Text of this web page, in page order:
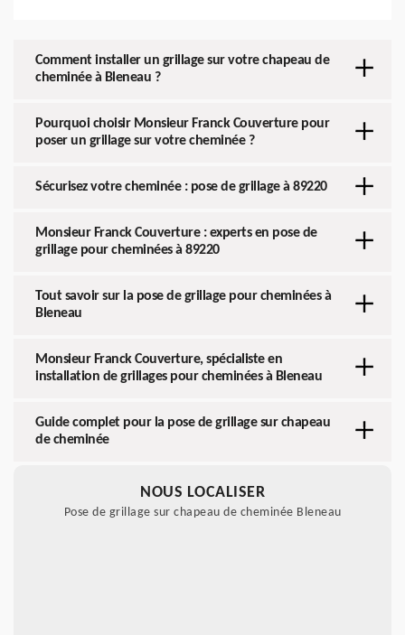
Comment installer un grillage sur votre chapeau de
cheminée à Bleneau ?
Pourquoi choisir Monsieur Franck Couverture pour
poser un grillage sur votre cheminée ?
Sécurisez votre cheminée : pose de grillage à 89220
Monsieur Franck Couverture : experts en pose de
grillage pour cheminées à 89220
Tout savoir sur la pose de grillage pour cheminées à
Bleneau
Monsieur Franck Couverture, spécialiste en
installation de grillages pour cheminées à Bleneau
Guide complet pour la pose de grillage sur chapeau
de cheminée
NOUS LOCALISER
Pose de grillage sur chapeau de cheminée Bleneau